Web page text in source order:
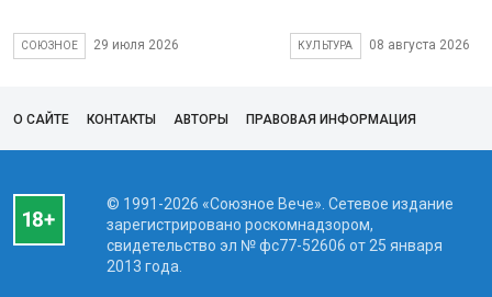
СОЮЗНОЕ 29 июля 2026 КУЛЬТУРА 08 августа 2026
О САЙТЕ КОНТАКТЫ АВТОРЫ ПРАВОВАЯ ИНФОРМАЦИЯ
© 1991-2026 «Союзное Вече». Сетевое издание
зарегистрировано роскомнадзором,
свидетельство эл № фc77-52606 от 25 января
2013 года.